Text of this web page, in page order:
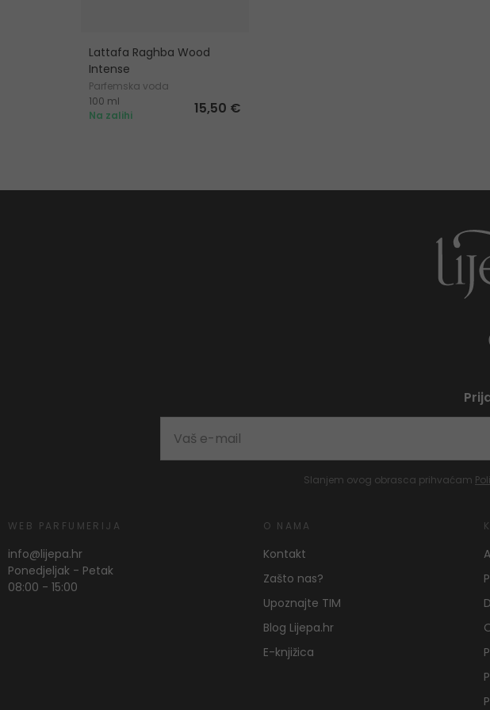
Lattafa Raghba Wood
Intense
Parfemska voda
100 ml
Na zalihi
15,50 €
Slanjem ovog obrasca prihvaćam
WEB PARFUMERIJA
info@lijepa.hr
Ponedjeljak - Petak
08:00 - 15:00
O NAMA
Kontakt
Zašto nas?
Upoznajte TIM
Blog Lijepa.hr
E-knjižica